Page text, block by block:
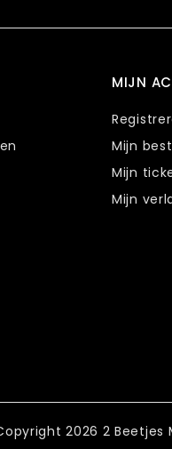
MIJN
Mijn
Mijn
Mijn
2026 2 Beetjes